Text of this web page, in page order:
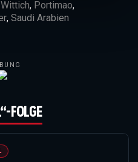
, Portimao,
, Saudi Arabien
FOLGE